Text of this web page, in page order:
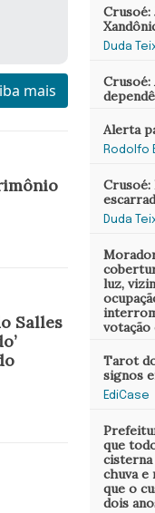
mais
Salles
Crusoé:
Duda
Crusoé:
Alerta
Rodolfo
Crusoé:
Duda
luz,
votação
Tarot
signos
EdiCase
que
cisterna
chuva e
que o
dois